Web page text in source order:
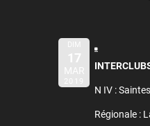
DIM
17
MAR
2019
N IV : Saintes
Régionale :